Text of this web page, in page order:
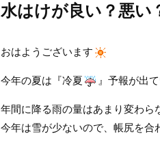
水はけが良い？悪い
おはようございます
今年の夏は『冷夏 』予報が出て
年間に降る雨の量はあまり変わら
今年は雪が少ないので、帳尻を合